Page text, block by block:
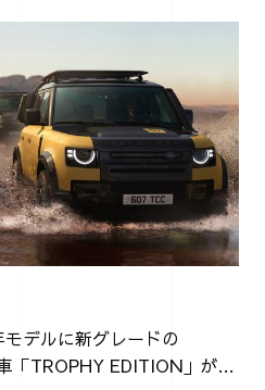
モデルに新グレードの
「TROPHY EDITION」が登